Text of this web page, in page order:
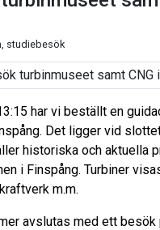
studiebesök
har vi beställt en
Det ligger vid
historiska och aktuella
i Finspång. Turbiner
m.m.
avslutas med ett besök